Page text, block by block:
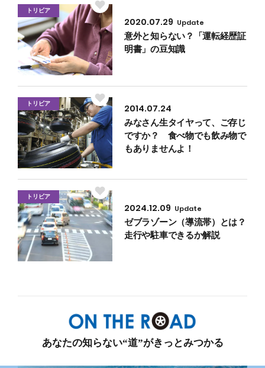
2020.07.29 Update
意外と知らない？「運転経歴証
明書」の豆知識
トリビア
2014.07.24
みなさん生タイヤって、ご存じ
ですか？ 食べ物でも飲み物で
もありませんよ！
トリビア
2024.12.09 Update
ゼブラゾーン（導流帯）とは？
走行や駐車できるか解説
トリビア
あなたの知らない“道”がきっとみつかる